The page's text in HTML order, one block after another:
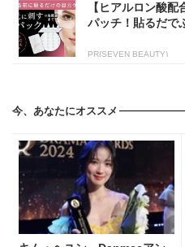
【ヒアルロン酸
パッチ！貼るだで
PR(SEVEN BEAUTY)
今、あなたにオススメ